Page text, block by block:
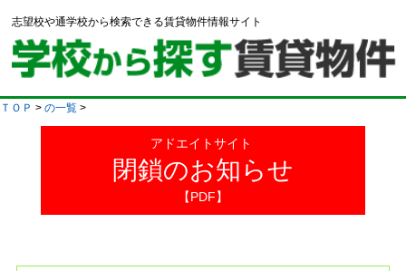
志望校や通学校から検索できる賃貸物件情報サイト
ＴＯＰ > の一覧 >
アドエイトサイト
閉鎖のお知らせ
【PDF】